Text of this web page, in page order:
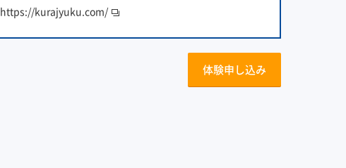
https://kurajyuku.com/
体験申し込み